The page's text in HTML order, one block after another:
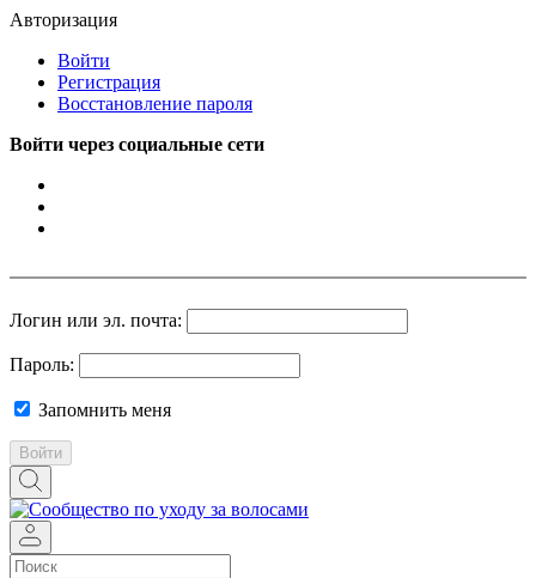
Авторизация
Войти
Регистрация
Восстановление пароля
Войти через социальные сети
Логин или эл. почта:
Пароль:
Запомнить меня
Войти